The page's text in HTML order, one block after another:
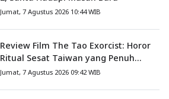
Jumat, 7 Agustus 2026 10:44 WIB
Review Film The Tao Exorcist: Horor
Ritual Sesat Taiwan yang Penuh
Misteri dan Teror Psikologis
Jumat, 7 Agustus 2026 09:42 WIB